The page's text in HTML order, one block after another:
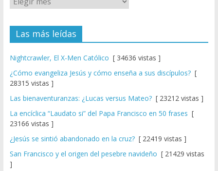
Las más leídas
Nightcrawler, El X-Men Católico [ 34636 vistas ]
¿Cómo evangeliza Jesús y cómo enseña a sus discípulos?[
28315 vistas ]
Las bienaventuranzas: ¿Lucas versus Mateo?[ 23212 vistas ]
La encíclica “Laudato si” del Papa Francisco en 50 frases [
23166 vistas ]
¿Jesús se sintió abandonado en la cruz?[ 22419 vistas ]
San Francisco y el origen del pesebre navideño [ 21429 vistas
]